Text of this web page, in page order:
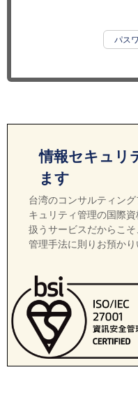
パス
情報セキュリ
ます
台湾のコンサルティン
キュリティ管理の国際
扱うサービスだからこ
管理手法に則りお預かり